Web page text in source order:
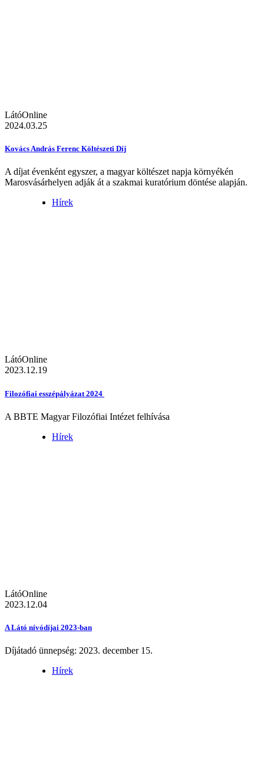
LátóOnline
2024.03.25
Kovács András Ferenc Költészeti Díj
A díjat évenként egyszer, a magyar költészet napja környékén
Marosvásárhelyen adják át a szakmai kuratórium döntése alapján.
Hírek
LátóOnline
2023.12.19
Filozófiai esszépályázat 2024
A BBTE Magyar Filozófiai Intézet felhívása
Hírek
LátóOnline
2023.12.04
A Látó nívódíjai 2023-ban
Díjátadó ünnepség: 2023. december 15.
Hírek